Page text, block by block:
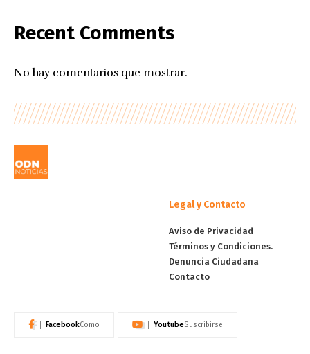
Recent Comments
No hay comentarios que mostrar.
Legal y Contacto
Aviso de Privacidad
Términos y Condiciones.
Denuncia Ciudadana
Contacto
FacebookComo YoutubeSuscribirse